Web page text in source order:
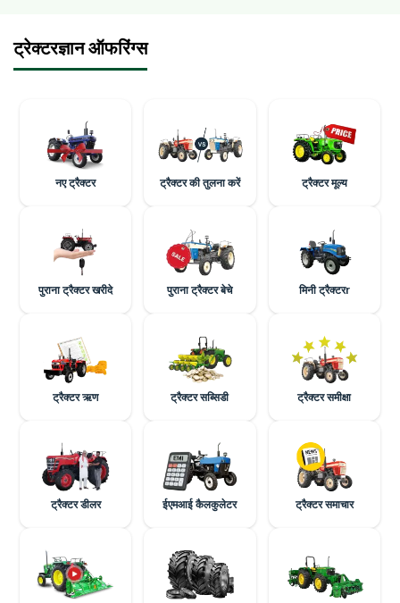
ट्रेक्टरज्ञान ऑफरिंग्स
नए ट्रैक्टर ट्रैक्टर की तुलना करें ट्रैक्टर मूल्य
पुराना ट्रैक्टर खरीदे पुराना ट्रैक्टर बेचे मिनी ट्रैक्टरr
ट्रैक्टर ऋण ट्रैक्टर सब्सिडी ट्रैक्टर समीक्षा
ट्रैक्टर डीलर ईएमआई कैलकुलेटर ट्रैक्टर समाचार